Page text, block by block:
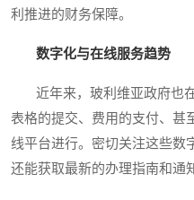
利推进的财务保障。
数字化与在线服务趋势
近年来，玻利维亚政府也
表格的提交、费用的支付、甚
线平台进行。密切关注这些数
还能获取最新的办理指南和通